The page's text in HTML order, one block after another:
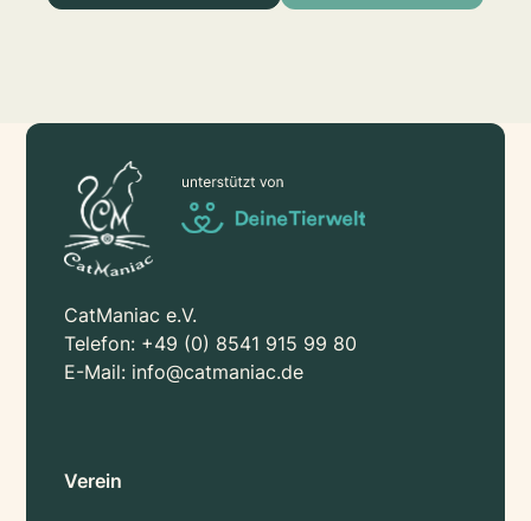
CatManiac e.V.
Telefon: +49 (0) 8541 915 99 80
E-Mail: info@catmaniac.de
Verein